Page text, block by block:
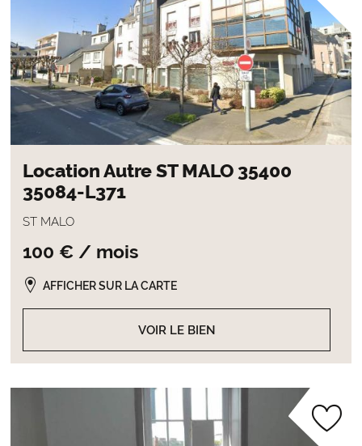
Location Autre ST MALO 35400
35084-L371
ST MALO
100 € / mois
VOIR LE BIEN
AFFICHER SUR LA CARTE